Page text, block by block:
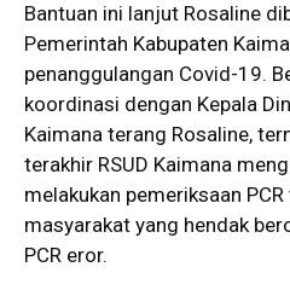
Bantuan ini lanjut Rosaline
Pemerintah Kabupaten
penanggulangan Covid-19.
koordinasi dengan Kepala
Kaimana terang Rosaline,
terakhir RSUD Kaimana
melakukan pemeriksaan
masyarakat yang hendak
PCR eror.